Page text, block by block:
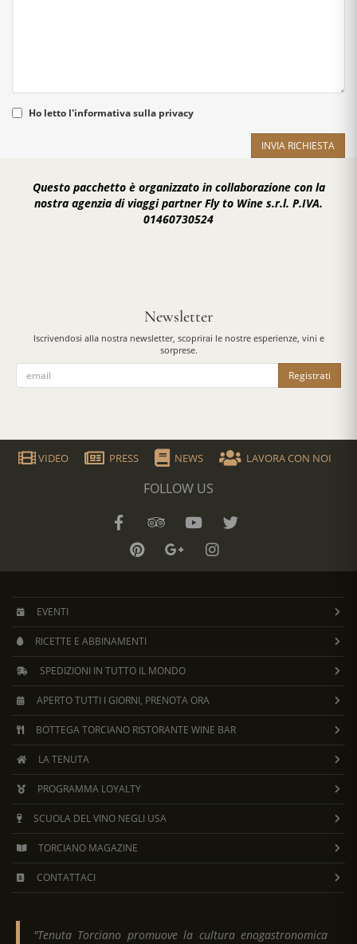
Ho letto l'informativa sulla privacy
INVIA RICHIESTA
Questo pacchetto è organizzato in collaborazione con la
nostra agenzia di viaggi partner Fly to Wine s.r.l. P.IVA.
01460730524
Newsletter
Iscrivendosi alla nostra newsletter, scoprirai le nostre esperienze, vini e
sorprese.
Registrati
VIDEO PRESS NEWS LAVORA CON NOI
FOLLOW US
EVENTI
RICETTE E ABBINAMENTI
SPEDIZIONI IN TUTTO IL MONDO
APERTO TUTTI I GIORNI, PRENOTA ORA
BOTTEGA TORCIANO RISTORANTE WINE BAR
LA TENUTA
PROGRAMMA LOYALTY
SCUOLA DEL VINO NEGLI USA
TORCIANO MAGAZINE
CONTATTACI
"Tenuta Torciano promuove la cultura enogastronomica